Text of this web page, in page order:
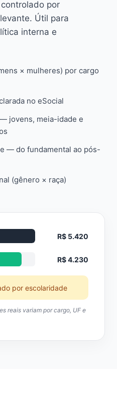
por
Útil para
interna e
× mulheres) por cargo
no eSocial
jovens, meia-idade e
— do fundamental ao pós-
(gênero × raça)
R$ 5.420
R$ 4.230
por escolaridade
reais variam por cargo, UF e